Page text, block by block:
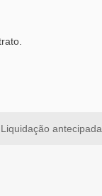
Liquidação antecipada